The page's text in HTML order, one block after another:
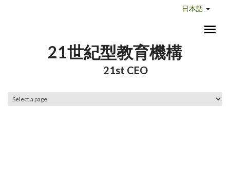
日本語
21世紀型教育機構
21st CEO